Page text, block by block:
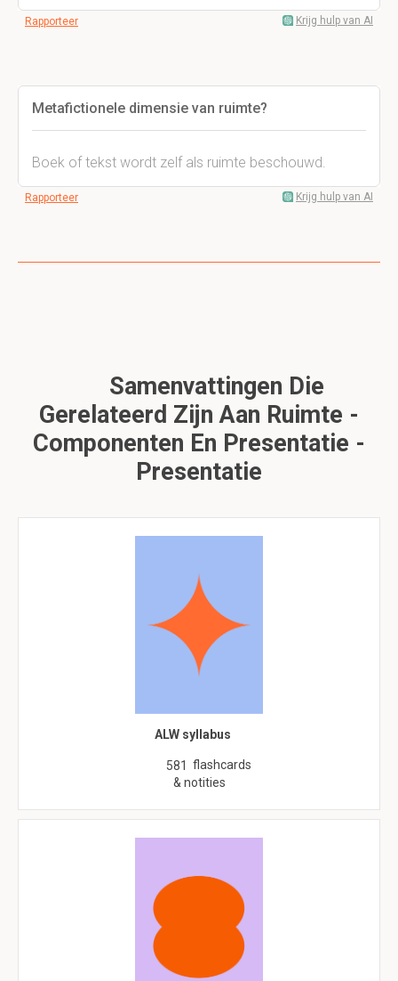
Rapporteer Krijg hulp van AI
Metafictionele dimensie van ruimte?
Boek of tekst wordt zelf als ruimte beschouwd.
Rapporteer Krijg hulp van AI
Samenvattingen Die
Gerelateerd Zijn Aan Ruimte -
Componenten En Presentatie -
Presentatie
ALW syllabus
581 flashcards
& notities